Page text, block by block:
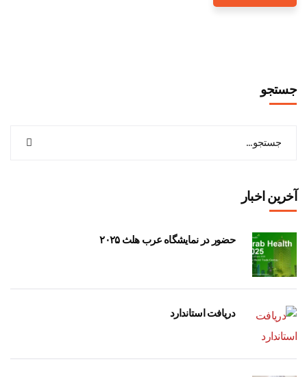
جستجو
آخرین اخبار
حضور در نمایشگاه عرب هلث ۲۰۲۵
دریافت استاندارد